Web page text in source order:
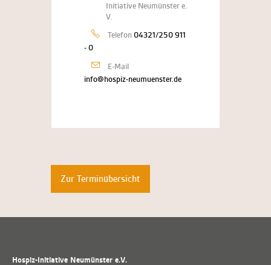
Initiative Neumünster e.
V.
Telefon 04321/250 911
- 0
E-Mail
info@hospiz-neumuenster.de
Zur Terminübersicht
Hospiz-Initiative Neumünster e.V.